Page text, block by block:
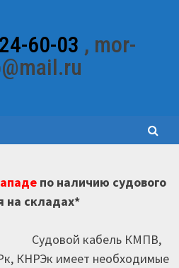
60-03 , mor-
по наличию судового
на складах*
Судовой кабель КМПВ,
КНРЭк имеет необходимые